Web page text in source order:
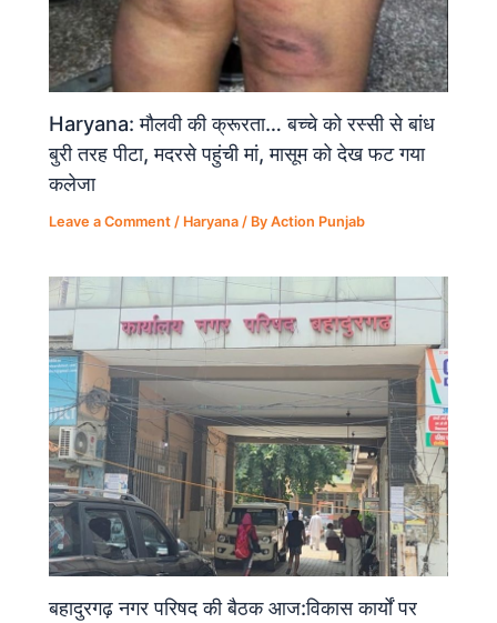
Haryana: मौलवी की क्रूरता… बच्चे को रस्सी से बांध
बुरी तरह पीटा, मदरसे पहुंची मां, मासूम को देख फट गया
कलेजा
Leave a Comment / Haryana / ByAction Punjab
बहादुरगढ़ नगर परिषद की बैठक आज:विकास कार्यों पर